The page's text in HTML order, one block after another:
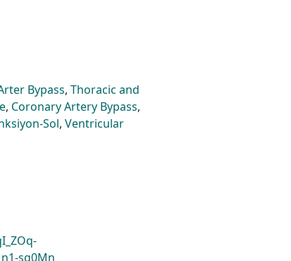
Bypass, Thoracic and
, Coronary Artery Bypass,
Sol, Ventricular
sg0Mn